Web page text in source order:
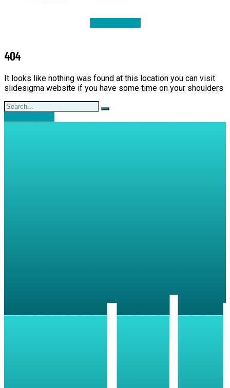
404
It looks like nothing was found at this location you can visit
slidesigma website if you have some time on your shoulders